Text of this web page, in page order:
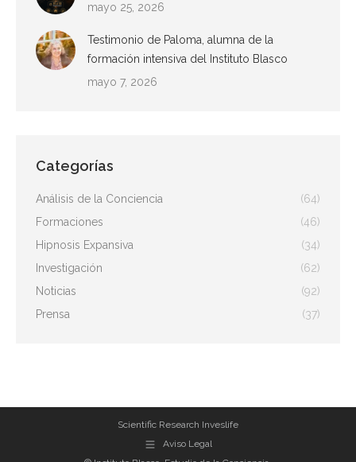
mayo 25, 2026
Testimonio de Paloma, alumna de la
formación intensiva del Instituto Blasco
mayo 7, 2026
Categorías
Análisis de la Conciencia
(64)
Formaciones
(46)
Hipnosis Expansiva
(34)
Investigación
(62)
Noticias
(92)
Prensa
(37)
Scientific Research Inveslife
Aviso Legal